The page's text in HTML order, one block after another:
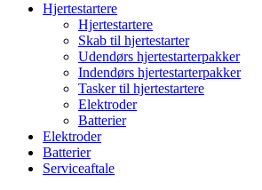
Hjertestartere
Hjertestartere
Skab til hjertestarter
Udendørs hjertestarterpakker
Indendørs hjertestarterpakker
Tasker til hjertestartere
Elektroder
Batterier
Elektroder
Batterier
Serviceaftale